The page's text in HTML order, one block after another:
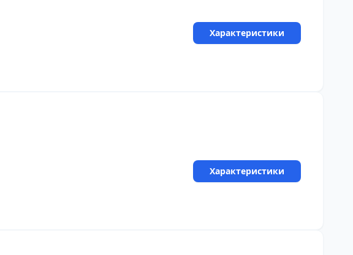
Характеристики
Характеристики